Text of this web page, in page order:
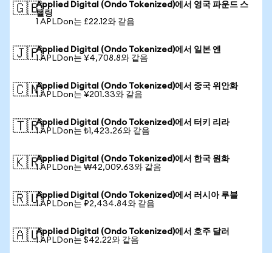
🇬🇧Applied Digital (Ondo Tokenized)에서 영국 파운드 스
털링
1 APLDon는 £22.12와 같음
🇯🇵Applied Digital (Ondo Tokenized)에서 일본 엔
1 APLDon는 ¥4,708.8와 같음
🇨🇳Applied Digital (Ondo Tokenized)에서 중국 위안화
1 APLDon는 ¥201.33와 같음
🇹🇷Applied Digital (Ondo Tokenized)에서 터키 리라
1 APLDon는 ₺1,423.26와 같음
🇰🇷Applied Digital (Ondo Tokenized)에서 한국 원화
1 APLDon는 ₩42,009.63와 같음
🇷🇺Applied Digital (Ondo Tokenized)에서 러시아 루블
1 APLDon는 ₽2,434.84와 같음
🇦🇺Applied Digital (Ondo Tokenized)에서 호주 달러
1 APLDon는 $42.22와 같음